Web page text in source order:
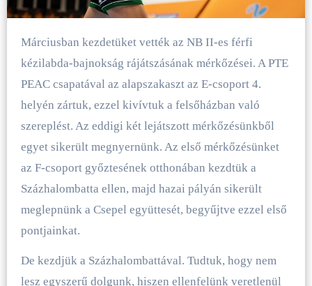
Márciusban kezdetüket vették az NB II-es férfi
kézilabda-bajnokság rájátszásának mérkőzései. A PTE
PEAC csapatával az alapszakaszt az E-csoport 4.
helyén zártuk, ezzel kivívtuk a felsőházban való
szereplést. Az eddigi két lejátszott mérkőzésünkből
egyet sikerült megnyernünk. Az első mérkőzésünket
az F-csoport győztesének otthonában kezdtük a
Százhalombatta ellen, majd hazai pályán sikerült
meglepnünk a Csepel együttesét, begyűjtve ezzel első
pontjainkat.
De kezdjük a Százhalombattával. Tudtuk, hogy nem
lesz egyszerű dolgunk, hiszen ellenfelünk veretlenül